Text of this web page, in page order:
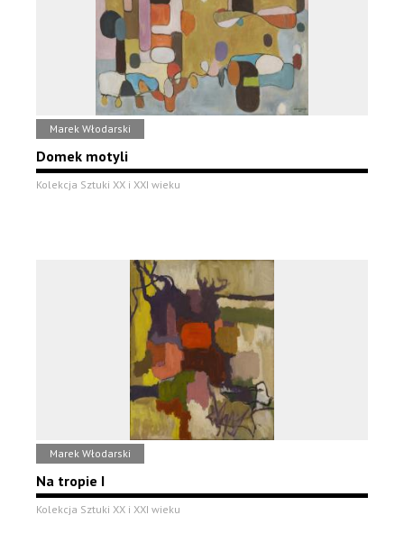
Marek Włodarski
Domek motyli
Kolekcja Sztuki XX i XXI wieku
Marek Włodarski
Na tropie I
Kolekcja Sztuki XX i XXI wieku